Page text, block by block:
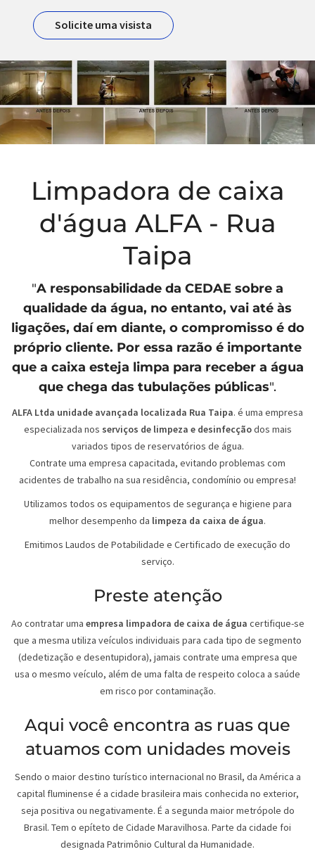
Solicite uma visista
Limpadora de caixa
d'água ALFA - Rua
Taipa
"A responsabilidade da CEDAE sobre a
qualidade da água, no entanto, vai até às
ligações, daí em diante, o compromisso é do
próprio cliente. Por essa razão é importante
que a caixa esteja limpa para receber a água
que chega das tubulações públicas".
ALFA Ltda unidade avançada localizada Rua Taipa. é uma empresa
especializada nos serviços de limpeza e desinfecçãodos mais
variados tipos de reservatórios de água.
Contrate uma empresa capacitada, evitando problemas com
acidentes de trabalho na sua residência, condomínio ou empresa!
Utilizamos todos os equipamentos de segurança e higiene para
melhor desempenho da limpeza da caixa de água.
Emitimos Laudos de Potabilidade e Certificado de execução do
serviço.
Preste atenção
Ao contratar uma empresa limpadora de caixa de água certifique-se
que a mesma utiliza veículos individuais para cada tipo de segmento
(dedetização e desentupidora), jamais contrate uma empresa que
usa o mesmo veículo, além de uma falta de respeito coloca a saúde
em risco por contaminação.
Aqui você encontra as ruas que
atuamos com unidades moveis
Sendo o maior destino turístico internacional no Brasil, da América a
capital fluminense é a cidade brasileira mais conhecida no exterior,
seja positiva ou negativamente. É a segunda maior metrópole do
Brasil. Tem o epíteto de Cidade Maravilhosa. Parte da cidade foi
designada Patrimônio Cultural da Humanidade.